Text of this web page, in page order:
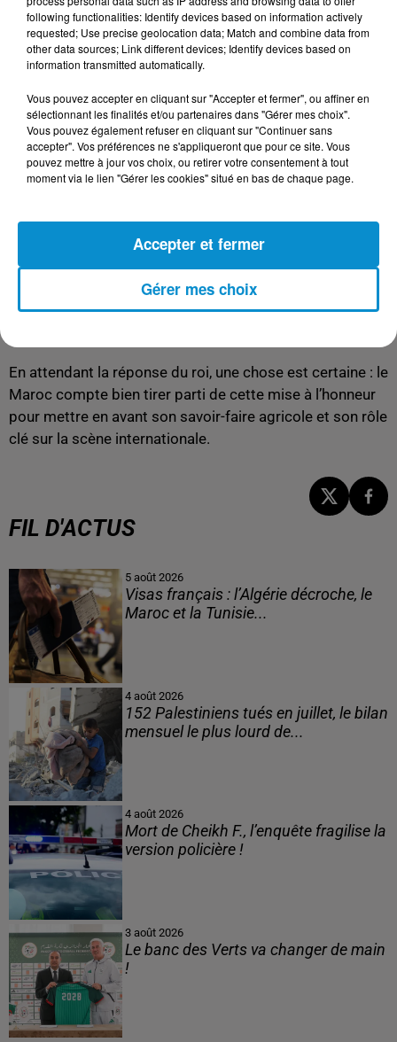
la main-d’œuvre marocaine, des éléments qui, selon eux,
créent une distorsion de concurrence.
En parallèle, les producteurs marocains défendent leur
européennes. Malgré ces divergences, les deux pays ont
tout intérêt à renforcer leur coopération agricole et à
trouver un équilibre dans leurs échanges commerciaux.
Une visite royale qui renforcerait la coopération
Si Mohammed VI confirme sa présence au Salon de
l’Agriculture, cela marquera un moment clé dans les
relations franco-marocaines. Ce déplacement officiel
pourrait être l’occasion d’approfondir les discussions
consolidant les liens entre les deux nations.
En attendant la réponse du roi, une chose est certaine : le
Maroc compte bien tirer parti de cette mise à l’honneur
pour mettre en avant son savoir-faire agricole et son rôle
clé sur la scène internationale.
FIL D'ACTUS
5 août 2026
Visas français : l’Algérie décroche, le
Maroc et la Tunisie...
4 août 2026
152 Palestiniens tués en juillet, le bilan
mensuel le plus lourd de...
4 août 2026
Mort de Cheikh F., l’enquête fragilise la
version policière !
3 août 2026
Le banc des Verts va changer de main
!
following functionalities: Identify devices based on information actively
requested; Use precise geolocation data; Match and combine data from
other data sources; Link different devices; Identify devices based on
information transmitted automatically.
Vous pouvez accepter en cliquant sur "Accepter et fermer", ou affiner en
sélectionnant les finalités et/ou partenaires dans "Gérer mes choix".
Vous pouvez également refuser en cliquant sur "Continuer sans
accepter". Vos préférences ne s'appliqueront que pour ce site. Vous
pouvez mettre à jour vos choix, ou retirer votre consentement à tout
moment via le lien "Gérer les cookies" situé en bas de chaque page.
Gérer mes choix
Accepter et fermer